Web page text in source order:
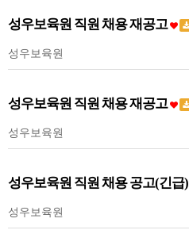
성우보육원 직원 채용 재공고
성우보육원
성우보육원 직원 채용 재공고
성우보육원
성우보육원 직원 채용 공고(긴급)
성우보육원